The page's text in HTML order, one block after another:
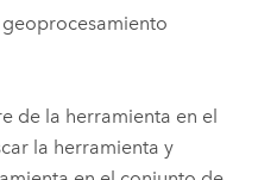
de la herramienta en el
la herramienta y